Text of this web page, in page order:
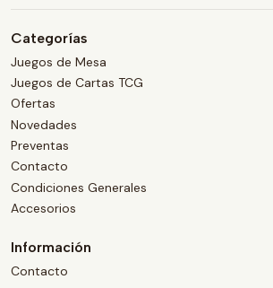
Categorías
Juegos de Mesa
Juegos de Cartas TCG
Ofertas
Novedades
Preventas
Contacto
Condiciones Generales
Accesorios
Información
Contacto